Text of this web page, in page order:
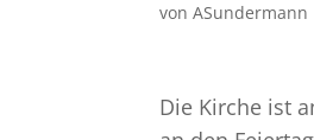
vonASundermann
Die Kirche ist